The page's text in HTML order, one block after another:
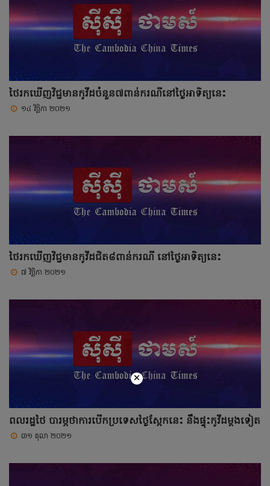
ថៃរកឃើញវិជ្ជមានកូវីដចំនួន៧ពាន់ករណីនៅថ្ងៃអាទិត្យនេះ
១៤ វិច្ឆិកា ២០២១
ថៃរកឃើញវិជ្ជមានកូវីដជិត៨ពាន់ករណី នៅថ្ងៃអាទិត្យនេះ
៧ វិច្ឆិកា ២០២១
ពលរដ្ឋថៃ បារម្ភថាការបើកប្រទេសថ្ងៃស្អែកនេះ នឹងផ្ទុះកូវីដម្ដងទៀត
៣១ តុលា ២០២១
×